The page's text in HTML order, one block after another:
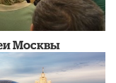
Москвы